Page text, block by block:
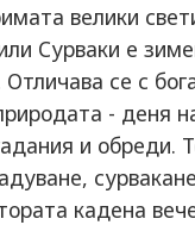
велики
Сурваки е
Отличава се с
- деня
и обреди.
кадена